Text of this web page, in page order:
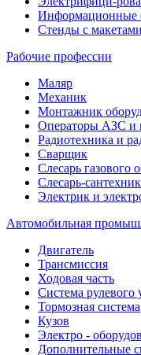
Информационные
Стенды с макетами
Рабочие профессии
Маляр
Механик
Монтажник
Операторы АЗС и
Радиотехника и
Сварщик
Слесарь газового
Слесарь-сантехник
Электрик и
Автомобильная
Двигатель
Трансмиссия
Ходовая часть
Система рулевого
Тормозная система
Кузов
Электро -
Дополнительные